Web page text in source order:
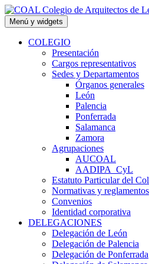
Saltar
al
contenido
Menú y widgets
COLEGIO
Presentación
Cargos representativos
Sedes y Departamentos
Órganos generales
León
Palencia
Ponferrada
Salamanca
Zamora
Agrupaciones
AUCOAL
AADIPA_CyL
Estatuto Particular del
Normativas y reglamentos
Convenios
Identidad corporativa
DELEGACIONES
Delegación de León
Delegación de Palencia
Delegación de Ponferrada